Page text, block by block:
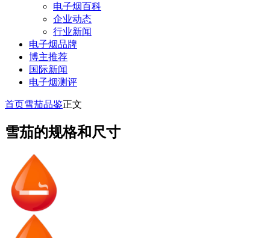
电子烟百科
企业动态
行业新闻
电子烟品牌
博主推荐
国际新闻
电子烟测评
首页雪茄品鉴正文
雪茄的规格和尺寸